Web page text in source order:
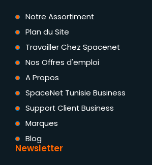
Notre Assortiment
Plan du Site
Travailler Chez Spacenet
Nos Offres d'emploi
A Propos
SpaceNet Tunisie Business
Support Client Business
Marques
Blog
Newsletter